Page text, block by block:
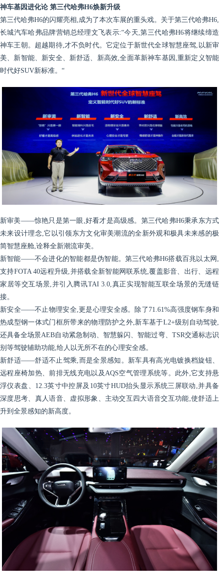
神车基因进化论 第三代哈弗H6焕新升级
第三代哈弗H6的闪耀亮相,成为了本次车展的重头戏。关于第三代哈弗H6,
长城汽车哈弗品牌营销总经理文飞表示:“今天,第三代哈弗H6将继续缔造
神车王朝。超越期待,才不负时代。它定位于新世代全球智慧座驾,以新审
美、新智能、新安全、新舒适、新高效,全面革新神车基因,重新定义智能
时代好SUV新标准。“
新审美——惊艳只是第一眼,好看才是高级感。第三代哈弗H6秉承东方式
未来设计理念,它以引领东方文化审美潮流的全新外观和极具未来感的极
简智慧座舱,诠释全新潮流审美。
新智能——不会进化的智能都是伪智能。第三代哈弗H6搭载百兆以太网,
支持FOTA 40远程升级,并搭载全新智能网联系统,覆盖影音、出行、远程
家居等交互场景,并引入腾讯TAI 3.0,真正实现智能互联全场景的无缝链
接。
新安全——不止物理安全,更是心理安全感。除了71.61%高强度钢车身和
热成型钢一体式门框所带来的物理防护之外,新车基于L2+级别自动驾驶,
还具备全场景AEB自动紧急制动、智慧躲闪、智能过弯、TSR交通标志识
别等驾驶辅助功能,给人以无所不在的心理安全感。
新舒适——舒适不止驾乘,而是全景感知。新车具有高光电镀换档旋钮、
远程座椅加热、前排无线充电以及AQS空气管理系统等。此外,它支持悬
浮仪表盘、12.3英寸中控屏及10英寸HUD抬头显示系统三屏联动,并具备
深度思考、真人语音、虚拟形象、主动交互四大语音交互功能,使舒适上
升到全景感知的新高度。